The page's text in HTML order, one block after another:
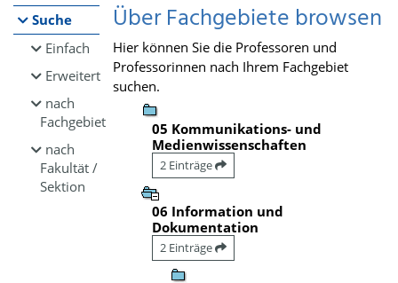
Suche
Einfach
Erweitert
nach
Fachgebiet
nach
Fakultät /
Sektion
Über Fachgebiete browsen
Hier können Sie die Professoren und
Professorinnen nach Ihrem Fachgebiet
suchen.
05 Kommunikations- und
Medienwissenschaften
2 Einträge
06 Information und
Dokumentation
2 Einträge